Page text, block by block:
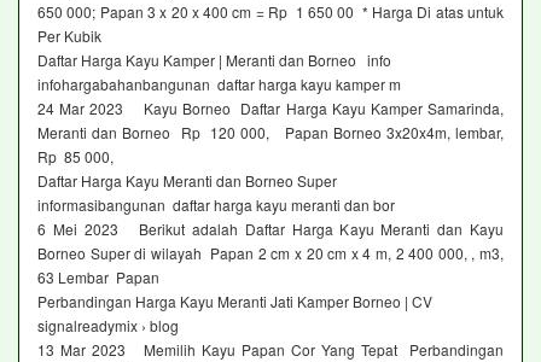
650 000; Papan 3 x 20 x 400 cm = Rp 1 650 00 * Harga Di atas untuk
Per Kubik
Daftar Harga Kayu Kamper | Meranti dan Borneo info
infohargabahanbangunan daftar harga kayu kamper m
24 Mar 2023 Kayu Borneo Daftar Harga Kayu Kamper Samarinda,
Meranti dan Borneo Rp 120 000, Papan Borneo 3x20x4m, lembar,
Rp 85 000,
Daftar Harga Kayu Meranti dan Borneo Super
informasibangunan daftar harga kayu meranti dan bor
6 Mei 2023 Berikut adalah Daftar Harga Kayu Meranti dan Kayu
Borneo Super di wilayah Papan 2 cm x 20 cm x 4 m, 2 400 000, , m3,
63 Lembar Papan
Perbandingan Harga Kayu Meranti Jati Kamper Borneo | CV
signalreadymix › blog
13 Mar 2023 Memilih Kayu Papan Cor Yang Tepat Perbandingan